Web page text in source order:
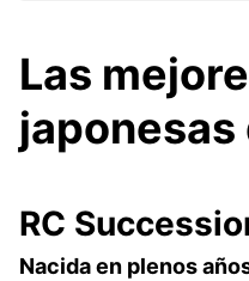
Las
japonesas
RC
Nacida en plenos